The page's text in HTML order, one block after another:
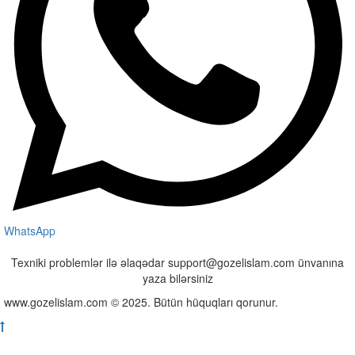
WhatsApp
Texniki problemlər ilə əlaqədar support@gozelislam.com ünvanına
yaza bilərsiniz
www.gozelislam.com © 2025. Bütün hüquqları qorunur.